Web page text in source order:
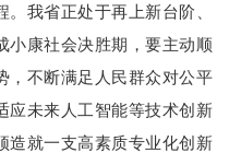
我省正处于再上新台阶、
小康社会决胜期，要主动顺
，不断满足人民群众对公平
应未来人工智能等技术创新
造就一支高素质专业化创新